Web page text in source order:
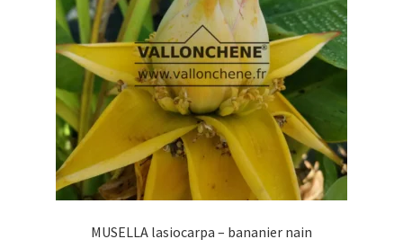
MUSELLA lasiocarpa – bananier nain